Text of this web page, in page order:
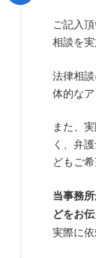
ご記入
相談を実
法律相
体的な
また、
く、弁
どもご
当事務
どをお
実際に